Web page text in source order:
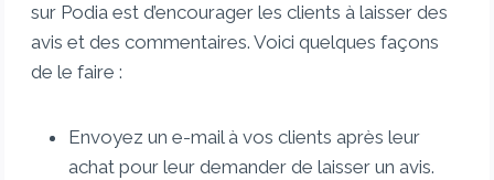
sur Podia est d’encourager les clients à laisser des
avis et des commentaires. Voici quelques façons
de le faire :
Envoyez un e-mail à vos clients après leur
achat pour leur demander de laisser un avis.